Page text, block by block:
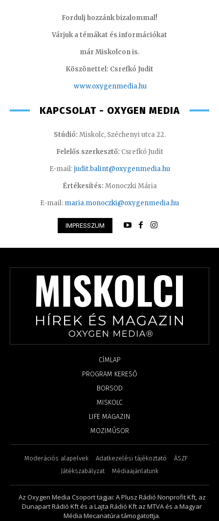
Fordulj hozzánk bizalommal!
Várjuk a témákat és információkat
már Miskolcon is.
Köszönettel: Csrefkó Judit
www.oxygenmedia.hu
KAPCSOLAT - OXYGEN MEDIA
Stúdió: Miskolc, Széchenyi utca 22.
Felelős szerkesztő: Csrefkó Judit
E-mail:judit.balint@oxygenmedia.hu
Értékesítés: Monoczki Mária
E-mail: maria.monoczki@oxygenmedia.hu
IMPRESSZUM
CÍMLAP
PROGRAM KERESŐ
BORSOD
MISKOLC
LIFE MAGAZIN
MOZIMŰSOR
Moderációs alapelvek Adatkezelési tájékoztató
ÁSZF
Játékszabályzat
Médiaajánlatunk
Az Oxygen Media Csoport tagjai: A Plusz Rádió Nonprofit Kft, az
Dunapart Rádió Kft és a Lajta Rádió Kft az MTVA és a Magyar
Média Mecanatúra támogatottja.